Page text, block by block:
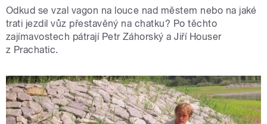
Odkud se vzal vagon na louce nad městem nebo na jaké
trati jezdil vůz přestavěný na chatku? Po těchto
zajímavostech pátrají Petr Záhorský a Jiří Houser
z Prachatic.